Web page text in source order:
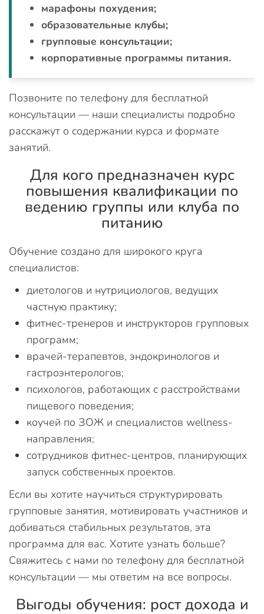
марафоны похудения;
образовательные клубы;
групповые консультации;
корпоративные программы питания.
Позвоните по телефону для бесплатной
консультации — наши специалисты подробно
расскажут о содержании курса и формате
занятий.
Для кого предназначен курс
повышения квалификации по
ведению группы или клуба по
питанию
Обучение создано для широкого круга
специалистов:
диетологов и нутрициологов, ведущих
частную практику;
фитнес-тренеров и инструкторов групповых
программ;
врачей-терапевтов, эндокринологов и
гастроэнтерологов;
психологов, работающих с расстройствами
пищевого поведения;
коучей по ЗОЖ и специалистов wellness-
направления;
сотрудников фитнес-центров, планирующих
запуск собственных проектов.
Если вы хотите научиться структурировать
групповые занятия, мотивировать участников и
добиваться стабильных результатов, эта
программа для вас. Хотите узнать больше?
Свяжитесь с нами по телефону для бесплатной
консультации — мы ответим на все вопросы.
Выгоды обучения: рост дохода и